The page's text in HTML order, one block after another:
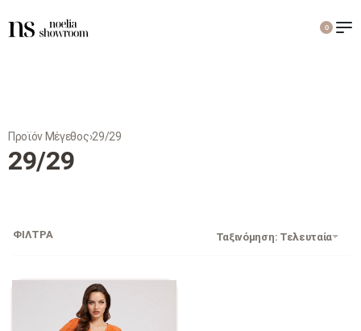
0
Προϊόν Μέγεθος›29/29
29/29
Ταξινόμηση: Τελευταία
ΦΙΛΤΡΑ